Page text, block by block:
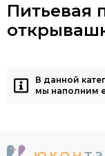
Питьевая
В данной
мы наполним